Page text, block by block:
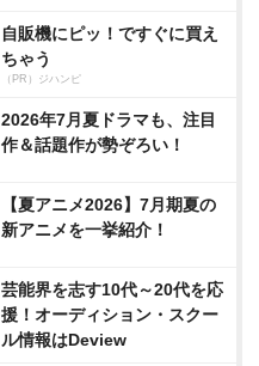
自販機にピッ！ですぐに買え
ちゃう
（PR）ジハンピ
2026年7月夏ドラマも、注目
作＆話題作が勢ぞろい！
【夏アニメ2026】7月期夏の
新アニメを一挙紹介！
芸能界を志す10代～20代を応
援！オーディション・スクー
ル情報はDeview